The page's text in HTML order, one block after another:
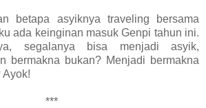
betapa asyiknya traveling bersama
ada keinginan masuk Genpi tahun ini.
segalanya bisa menjadi asyik,
bermakna bukan? Menjadi bermakna
***